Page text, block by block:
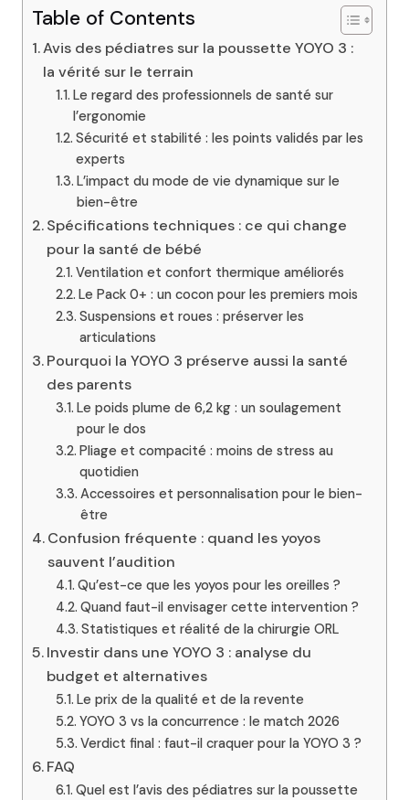
Table of Contents
Avis des pédiatres sur la poussette YOYO 3 :
la vérité sur le terrain
Le regard des professionnels de santé sur
l’ergonomie
Sécurité et stabilité : les points validés par les
experts
L’impact du mode de vie dynamique sur le
bien-être
Spécifications techniques : ce qui change
pour la santé de bébé
Ventilation et confort thermique améliorés
Le Pack 0+ : un cocon pour les premiers mois
Suspensions et roues : préserver les
articulations
Pourquoi la YOYO 3 préserve aussi la santé
des parents
Le poids plume de 6,2 kg : un soulagement
pour le dos
Pliage et compacité : moins de stress au
quotidien
Accessoires et personnalisation pour le bien-
être
Confusion fréquente : quand les yoyos
sauvent l’audition
Qu’est-ce que les yoyos pour les oreilles ?
Quand faut-il envisager cette intervention ?
Statistiques et réalité de la chirurgie ORL
Investir dans une YOYO 3 : analyse du
budget et alternatives
Le prix de la qualité et de la revente
YOYO 3 vs la concurrence : le match 2026
Verdict final : faut-il craquer pour la YOYO 3 ?
FAQ
Quel est l’avis des pédiatres sur la poussette